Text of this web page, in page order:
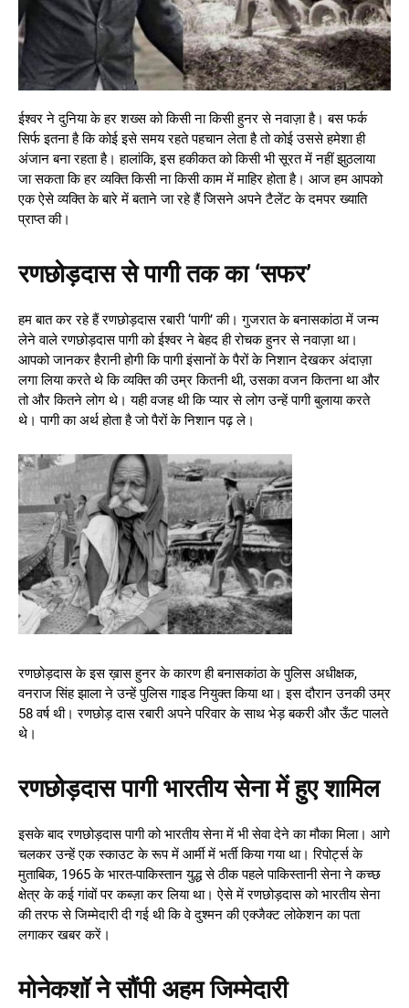
ईश्वर ने दुनिया के हर शख्स को किसी ना किसी हुनर से नवाज़ा है। बस फर्क
सिर्फ इतना है कि कोई इसे समय रहते पहचान लेता है तो कोई उससे हमेशा ही
अंजान बना रहता है। हालांकि, इस हकीकत को किसी भी सूरत में नहीं झुठलाया
जा सकता कि हर व्यक्ति किसी ना किसी काम में माहिर होता है। आज हम आपको
एक ऐसे व्यक्ति के बारे में बताने जा रहे हैं जिसने अपने टैलेंट के दमपर ख्याति
प्राप्त की।
रणछोड़दास से पागी तक का ‘सफर’
हम बात कर रहे हैं रणछोड़दास रबारी ‘पागी’ की। गुजरात के बनासकांठा में जन्म
लेने वाले रणछोड़दास पागी को ईश्वर ने बेहद ही रोचक हुनर से नवाज़ा था।
आपको जानकर हैरानी होगी कि पागी इंसानों के पैरों के निशान देखकर अंदाज़ा
लगा लिया करते थे कि व्यक्ति की उम्र कितनी थी, उसका वजन कितना था और
तो और कितने लोग थे। यही वजह थी कि प्यार से लोग उन्हें पागी बुलाया करते
थे। पागी का अर्थ होता है जो पैरों के निशान पढ़ ले।
रणछोड़दास के इस ख़ास हुनर के कारण ही बनासकांठा के पुलिस अधीक्षक,
वनराज सिंह झाला ने उन्हें पुलिस गाइड नियुक्त किया था। इस दौरान उनकी उम्र
58 वर्ष थी। रणछोड़ दास रबारी अपने परिवार के साथ भेड़ बकरी और ऊँट पालते
थे।
रणछोड़दास पागी भारतीय सेना में हुए शामिल
इसके बाद रणछोड़दास पागी को भारतीय सेना में भी सेवा देने का मौका मिला। आगे
चलकर उन्हें एक स्काउट के रूप में आर्मी में भर्ती किया गया था। रिपोर्ट्स के
मुताबिक, 1965 के भारत-पाकिस्तान युद्ध से ठीक पहले पाकिस्तानी सेना ने कच्छ
क्षेत्र के कई गांवों पर कब्ज़ा कर लिया था। ऐसे में रणछोड़दास को भारतीय सेना
की तरफ से जिम्मेदारी दी गई थी कि वे दुश्मन की एक्जैक्ट लोकेशन का पता
लगाकर खबर करें।
मोनेकशॉ ने सौंपी अहम जिम्मेदारी